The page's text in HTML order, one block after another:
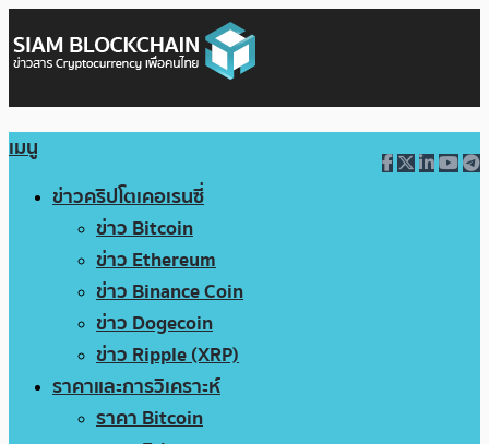
เมนู
ข่าวคริปโตเคอเรนซี่
ข่าว Bitcoin
ข่าว Ethereum
ข่าว Binance Coin
ข่าว Dogecoin
ข่าว Ripple (XRP)
ราคาและการวิเคราะห์
ราคา Bitcoin